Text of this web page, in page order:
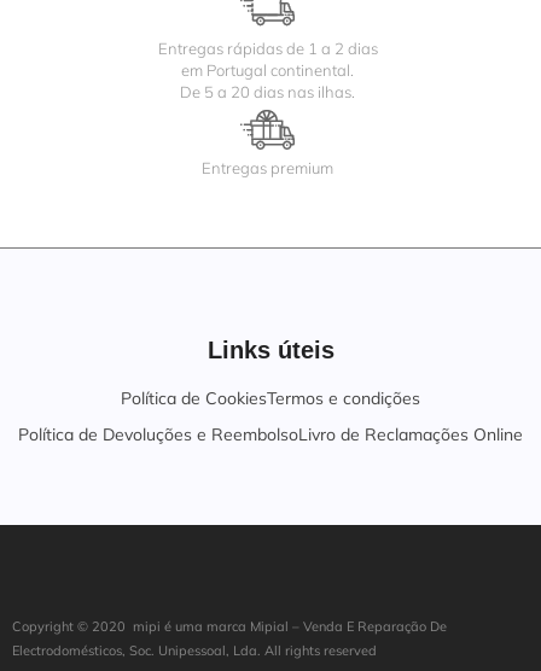
Entregas rápidas de 1 a 2 dias
em Portugal continental.
De 5 a 20 dias nas ilhas.
Entregas premium
Links úteis
Política de CookiesTermos e condições
Política de Devoluções e ReembolsoLivro de Reclamações Online
Copyright © 2020 mipi é uma marca Mipial – Venda E Reparação De
Electrodomésticos, Soc. Unipessoal, Lda. All rights reserved